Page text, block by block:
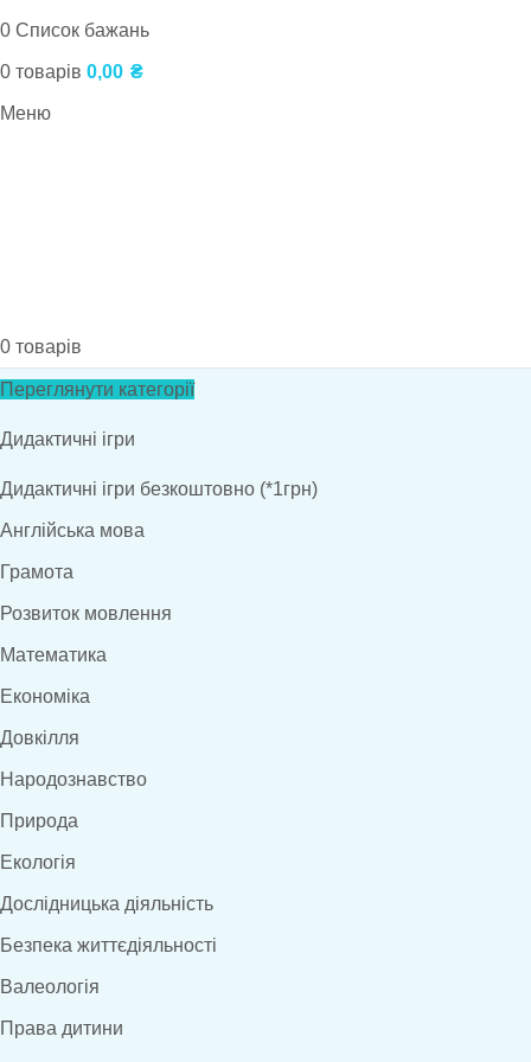
0 Список бажань
0 товарів 0,00 ₴
Меню
0 товарів
Переглянути категорії
Дидактичні ігри
Дидактичні ігри безкоштовно (*1грн)
Англійська мова
Грамота
Розвиток мовлення
Математика
Економіка
Довкілля
Народознавство
Природа
Екологія
Дослідницька діяльність
Безпека життєдіяльності
Валеологія
Права дитини